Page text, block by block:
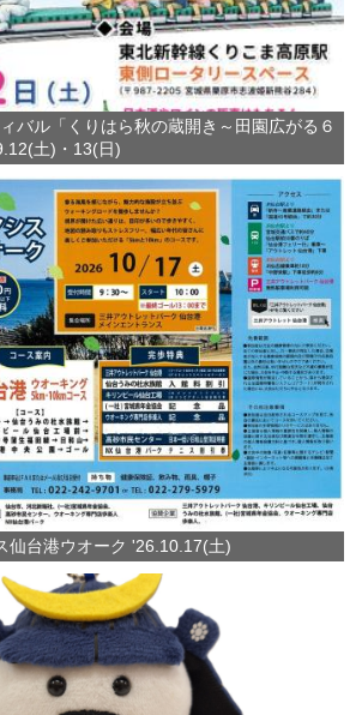
バル「くりはら秋の蔵開き～田園広がる６
土)・13(日)
仙台港ウオーク '26.10.17(土)